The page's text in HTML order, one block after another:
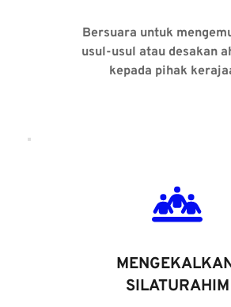
Bersuara untuk
usul-usul atau desakan
kepada pihak
SILATURAHIM